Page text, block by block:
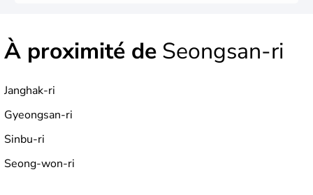
À proximité de Seongsan-ri
Janghak-ri
Gyeongsan-ri
Sinbu-ri
Seong-won-ri